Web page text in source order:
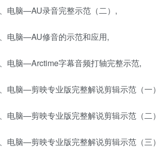
电脑—AU录音完整示范（二）,
电脑—AU修音的示范和应用,
电脑—Arctime字幕音频打轴完整示范,
电脑—剪映专业版完整解说剪辑示范（一
电脑—剪映专业版完整解说剪辑示范（二
电脑—剪映专业版完整解说剪辑示范（三